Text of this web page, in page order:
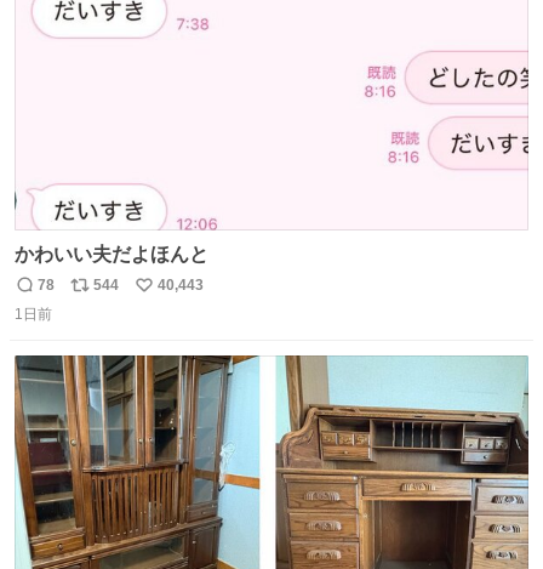
数
かわいい夫だよほんと
返
信
78
リ
ト
数
544
い
数
40,443
1日前